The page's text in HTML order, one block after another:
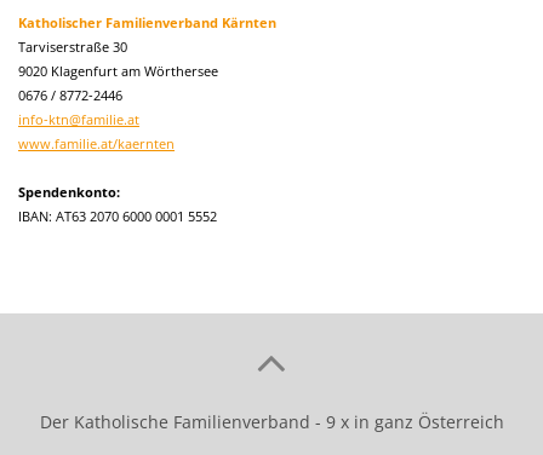
Katholischer Familienverband Kärnten
Tarviserstraße 30
9020 Klagenfurt am Wörthersee
0676 / 8772-2446
info-ktn@familie.at
www.familie.at/kaernten
Spendenkonto:
IBAN: AT63 2070 6000 0001 5552
Der Katholische Familienverband - 9 x in ganz Österreich